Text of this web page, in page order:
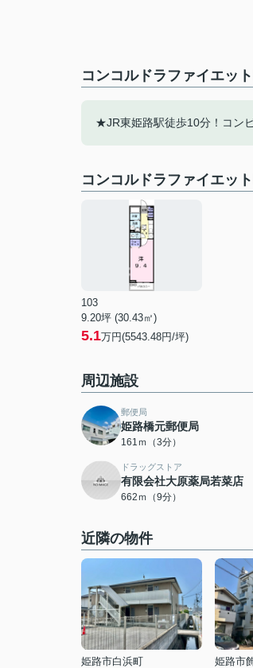
コンコルドラファイエッ
★JR東姫路駅徒歩10分！コン
コンコルドラファイエッ
103
9.20坪 (30.43㎡)
5.1万円(5543.48円/坪)
周辺施設
郵便局
姫路橋元郵便局
161ｍ（3分）
ドラッグストア
有限会社大原薬局若菜店
662ｍ（9分）
近隣の物件
姫路市白浜町